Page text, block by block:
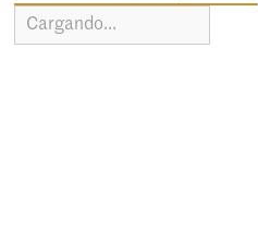
Cargando...